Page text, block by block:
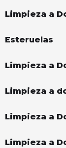
Limpieza a
Esteruelas
Limpieza a
Limpieza a
Limpieza a
Limpieza a